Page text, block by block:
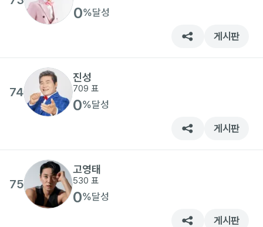
0%달성
게시판
74
진성
709 표
0%달성
게시판
75
고영태
530 표
0%달성
게시판